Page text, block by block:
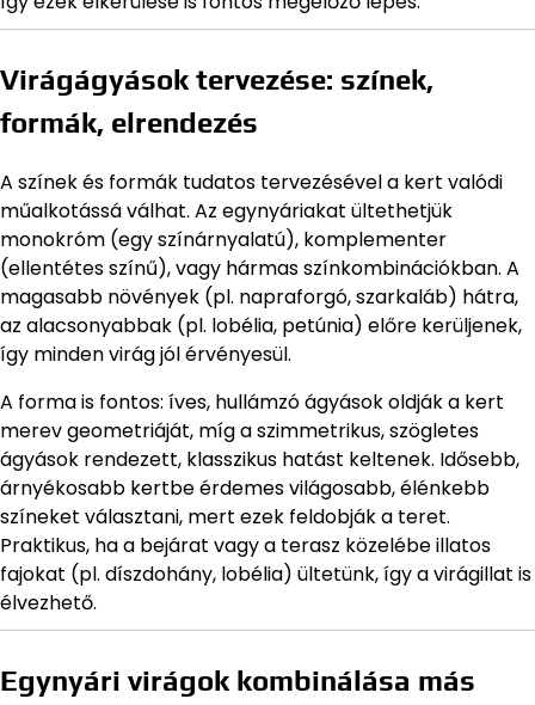
Virágágyások tervezése: színek,
formák, elrendezés
A színek és formák tudatos tervezésével a kert valódi
műalkotássá válhat. Az egynyáriakat ültethetjük
monokróm (egy színárnyalatú), komplementer
(ellentétes színű), vagy hármas színkombinációkban. A
magasabb növények (pl. napraforgó, szarkaláb) hátra,
az alacsonyabbak (pl. lobélia, petúnia) előre kerüljenek,
így minden virág jól érvényesül.
A forma is fontos: íves, hullámzó ágyások oldják a kert
merev geometriáját, míg a szimmetrikus, szögletes
ágyások rendezett, klasszikus hatást keltenek. Idősebb,
árnyékosabb kertbe érdemes világosabb, élénkebb
színeket választani, mert ezek feldobják a teret.
Praktikus, ha a bejárat vagy a terasz közelébe illatos
fajokat (pl. díszdohány, lobélia) ültetünk, így a virágillat is
élvezhető.
Egynyári virágok kombinálása más